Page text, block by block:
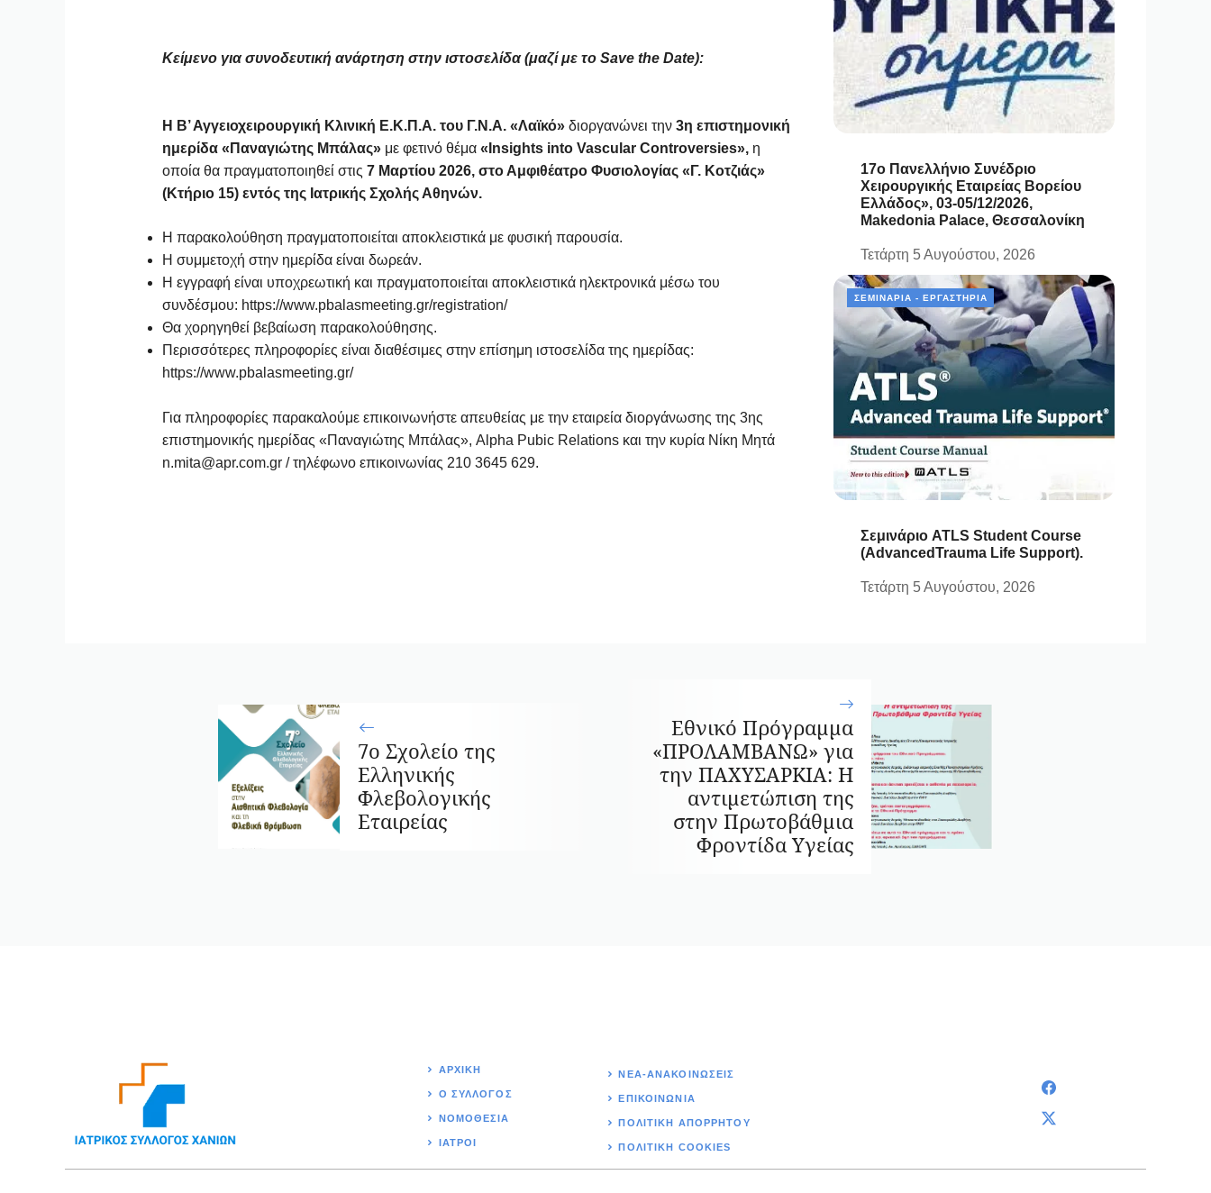
Κείμενο για συνοδευτική ανάρτηση στην ιστοσελίδα (μαζί με το Save the Date):
Η Β’ Αγγειοχειρουργική Κλινική Ε.Κ.Π.Α. του Γ.Ν.Α. «Λαϊκό» διοργανώνει την 3η επιστημονική
ημερίδα «Παναγιώτης Μπάλας» με φετινό θέμα «Insights into Vascular Controversies», η
οποία θα πραγματοποιηθεί στις 7 Μαρτίου 2026, στο Αμφιθέατρο Φυσιολογίας «Γ. Κοτζιάς»
(Κτήριο 15) εντός της Ιατρικής Σχολής Αθηνών.
Η παρακολούθηση πραγματοποιείται αποκλειστικά με φυσική παρουσία.
Η συμμετοχή στην ημερίδα είναι δωρεάν.
Η εγγραφή είναι υποχρεωτική και πραγματοποιείται αποκλειστικά ηλεκτρονικά μέσω του
συνδέσμου: https://www.pbalasmeeting.gr/registration/
Θα χορηγηθεί βεβαίωση παρακολούθησης.
Περισσότερες πληροφορίες είναι διαθέσιμες στην επίσημη ιστοσελίδα της ημερίδας:
https://www.pbalasmeeting.gr/
Για πληροφορίες παρακαλούμε επικοινωνήστε απευθείας με την εταιρεία διοργάνωσης της 3ης
επιστημονικής ημερίδας «Παναγιώτης Μπάλας», Alpha Pubic Relations και την κυρία Νίκη Μητά
n.mita@apr.com.gr / τηλέφωνο επικοινωνίας 210 3645 629.
17ο Πανελλήνιο Συνέδριο
Χειρουργικής Εταιρείας Βορείου
Ελλάδος», 03-05/12/2026,
Makedonia Palace, Θεσσαλονίκη
Τετάρτη 5 Αυγούστου, 2026
ΣΕΜΙΝΆΡΙΑ - ΕΡΓΑΣΤΉΡΙΑ
Σεμινάριο ATLS Student Course
(AdvancedTrauma Life Support).
Τετάρτη 5 Αυγούστου, 2026
7ο Σχολείο της
Ελληνικής
Φλεβολογικής
Εταιρείας
Εθνικό Πρόγραμμα
«ΠΡΟΛΑΜΒΑΝΩ» για
την ΠΑΧΥΣΑΡΚΙΑ: Η
αντιμετώπιση της
στην Πρωτοβάθμια
Φροντίδα Υγείας
ΑΡΧΙΚΉ
Ο ΣΥΛΛΟΓΟΣ
ΝΟΜΟΘΕΣΊΑ
ΙΑΤΡΟΙ
ΝΕΑ-ΑΝΑΚΟΙΝΩΣΕΙΣ
ΕΠΙΚΟΙΝΩΝΊΑ
ΠΟΛΙΤΙΚΉ ΑΠΟΡΡΗΤΟΥ
ΠΟΛΙΤΙΚΗ COOKIES